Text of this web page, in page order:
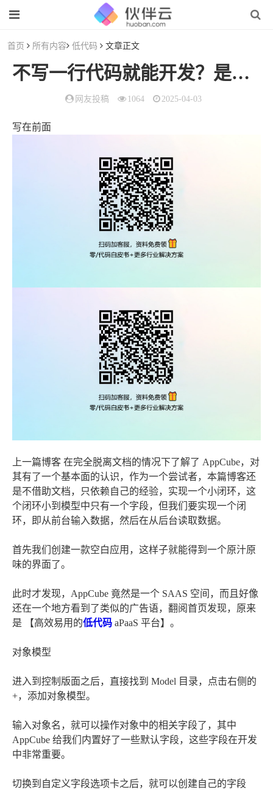
首页 所有内容 低代码 文章正文
不写一行代码就能开发？是真的，试试应用魔方吧丨【玩转应用魔方】
网友投稿 1064 2025-04-03
写在前面
上一篇博客 在完全脱离文档的情况下了解了 AppCube，对
其有了一个基本面的认识，作为一个尝试者，本篇博客还
是不借助文档，只依赖自己的经验，实现一个小闭环，这
个闭环小到模型中只有一个字段，但我们要实现一个闭
环，即从前台输入数据，然后在从后台读取数据。
首先我们创建一款空白应用，这样子就能得到一个原汁原
味的界面了。
此时才发现，AppCube 竟然是一个 SAAS 空间，而且好像
还在一个地方看到了类似的广告语，翻阅首页发现，原来
是 【高效易用的低代码 aPaaS 平台】。
对象模型
进入到控制版面之后，直接找到 Model 目录，点击右侧的
+，添加对象模型。
输入对象名，就可以操作对象中的相关字段了，其中
AppCube 给我们内置好了一些默认字段，这些字段在开发
中非常重要。
切换到自定义字段选项卡之后，就可以创建自己的字段